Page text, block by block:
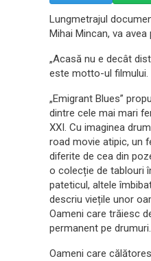
Lungmetrajul
Mihai Mincan, va
„Acasă nu e decât
este motto-ul filmului.
„Emigrant Blues”
dintre cele mai mari
XXI. Cu imaginea
road movie atipic, un
diferite de cea din
o colecție de tablouri
pateticul, altele
descriu viețile unor
Oameni care trăiesc
permanent pe drumuri.
Oameni care